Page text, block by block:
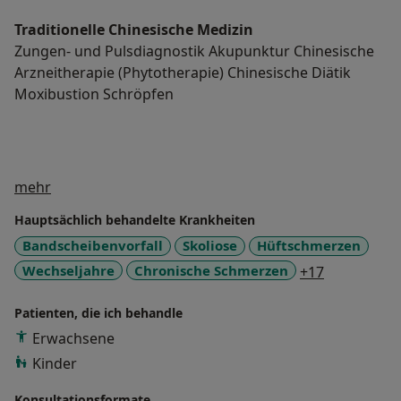
Traditionelle Chinesische Medizin
Zungen- und Pulsdiagnostik Akupunktur Chinesische
Arzneitherapie (Phytotherapie) Chinesische Diätik
Moxibustion Schröpfen
mehrÜber mich
Hauptsächlich behandelte Krankheiten
Bandscheibenvorfall Skoliose
Hüftschmerzen
Wechseljahre
Chronische Schmerzen +17
Patienten, die ich behandle
Erwachsene
Kinder